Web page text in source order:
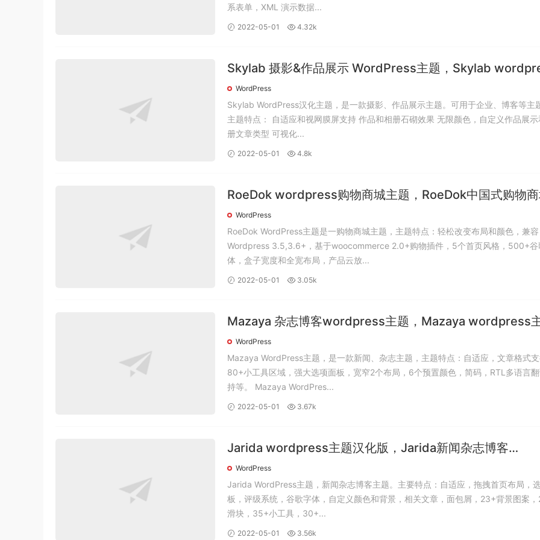
系表单，XML 演示数据...
2022-05-01 4.32k
Skylab 摄影&作品展示 WordPress主题，Skylab
主题汉化版。
WordPress
Skylab WordPress汉化主题，是一款摄影、作品展示主题。可用于企业、博客等主
主题特点： 自适应和视网膜屏支持 作品和相册石砌效果 无限颜色，自定义作品展示
册文章类型 可视化...
2022-05-01 4.8k
RoeDok wordpress购物商城主题，RoeDok中国式购物
wordpress主题中文版。
WordPress
RoeDok WordPress主题是一购物商城主题，主题特点：轻松改变布局和颜色，兼容
Wordpress 3.5,3.6+，基于woocommerce 2.0+购物插件，5个首页风格，500+谷
体，盒子宽度和全宽布局，产品云放...
2022-05-01 3.05k
Mazaya 杂志博客wordpress主题，Mazaya wordpress
汉化版。
WordPress
Mazaya WordPress主题，是一款新闻、杂志主题，主题特点：自适应，文章格式支
80+小工具区域，强大选项面板，宽窄2个布局，6个预置颜色，简码，RTL多语言翻
持等。 Mazaya WordPres...
2022-05-01 3.67k
Jarida wordpress主题汉化版，Jarida新闻杂志博客
WordPress主题中文版发布。
WordPress
Jarida WordPress主题，新闻杂志博客主题。主要特点：自适应，拖拽首页布局，
板，评级系统，谷歌字体，自定义颜色和背景，相关文章，面包屑，23+背景图案，
滑块，35+小工具，30+...
2022-05-01 3.56k